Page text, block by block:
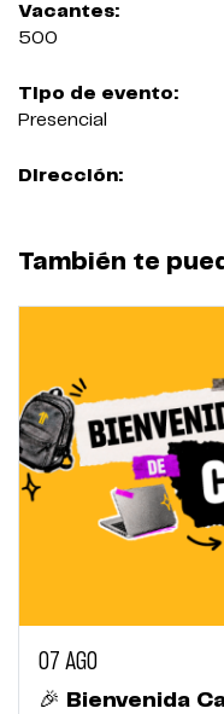
Vacantes:
500
Tipo de evento:
Presencial
Dirección:
También te
07 AGO
🎉 Bienvenida